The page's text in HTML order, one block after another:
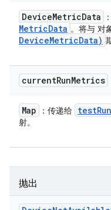
DeviceMetricData
MetricData 。将与 对
DeviceMetricData)
currentRunMetrics
Map ：传递给
射。
抛出